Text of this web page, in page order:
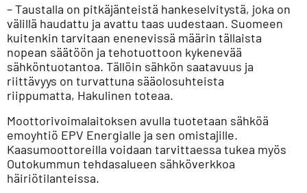
– Taustalla on pitkäjänteistä hankeselvitystä, joka on
välillä haudattu ja avattu taas uudestaan. Suomeen
kuitenkin tarvitaan enenevissä määrin tällaista
nopean säätöön ja tehotuottoon kykenevää
sähköntuotantoa. Tällöin sähkön saatavuus ja
riittävyys on turvattuna sääolosuhteista
riippumatta, Hakulinen toteaa.
Moottorivoimalaitoksen avulla tuotetaan sähköä
emoyhtiö EPV Energialle ja sen omistajille.
Kaasumoottoreilla voidaan tarvittaessa tukea myös
Outokummun tehdasalueen sähköverkkoa
häiriötilanteissa.